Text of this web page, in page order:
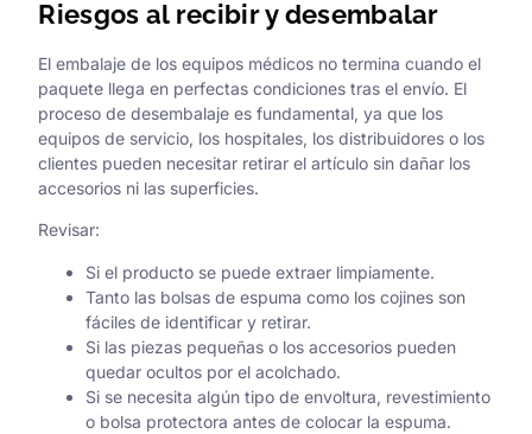
Riesgos al recibir y desembalar
El embalaje de los equipos médicos no termina cuando el
paquete llega en perfectas condiciones tras el envío. El
proceso de desembalaje es fundamental, ya que los
equipos de servicio, los hospitales, los distribuidores o los
clientes pueden necesitar retirar el artículo sin dañar los
accesorios ni las superficies.
Revisar:
Si el producto se puede extraer limpiamente.
Tanto las bolsas de espuma como los cojines son
fáciles de identificar y retirar.
Si las piezas pequeñas o los accesorios pueden
quedar ocultos por el acolchado.
Si se necesita algún tipo de envoltura, revestimiento
o bolsa protectora antes de colocar la espuma.